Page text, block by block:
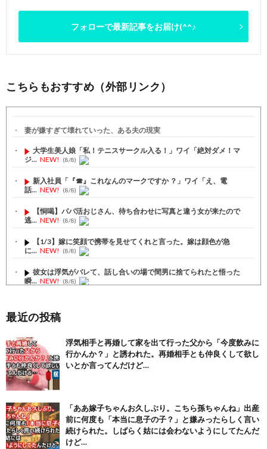
フォローで最新記事をお届け(^^♪
こちらもおすすめ（外部リンク）
妻が嫌すぎて壊れていった、ある夫の現実
大学生美人娘「私！テニスサークル入る！」ワイ「絶対ダメ！マ
ジ... NEW! (8/8)
新入社員「『☎︎』これなんのマークですか ？」ワイ「え、電
話... NEW! (8/8)
【恫喝】パパ活おじさん、待ち合わせに写真と違う女が来たので
逃... NEW! (8/8)
【1/3】嫁に笑顔で携帯を見せてくれと言った。嫁は顔色が急
に... NEW! (8/8)
彼女は浮気がバレて、話し合いの場で間男に捨てられたと悟った
瞬... NEW! (8/8)
(8/8)
舌を絡ませて、唾液交換して── ちゅっちゅしながらの濃厚エッ...
(7/30)
【パリピ孔明】アニオリ場面も高評価「パリピ」続編への期待が高...
【画像】テイルズで一番マ〇コ舐めまわしたい女の子ｗｗｗｗｗ
(6/22)
Powered by livedoor 相互RSS
最近の投稿
浮気相手と再婚して家を出て行った父から「今度飲みに
行かんか？」と誘われた。再婚相手とも仲良くして欲し
いとか言ってんだけど…
「ああ嫁子ちゃんお久しぶり。こちら孫ちゃんね」出産
前に何度も「本当に息子の子？」と嫌みったらしく言い
続けられた。しばらく姑には会わないようにしてたんだ
けど…